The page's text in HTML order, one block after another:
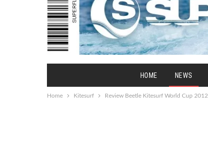
HOME NEWS
Home Kitesurf Review Beetle Kitesurf World Cup 2012